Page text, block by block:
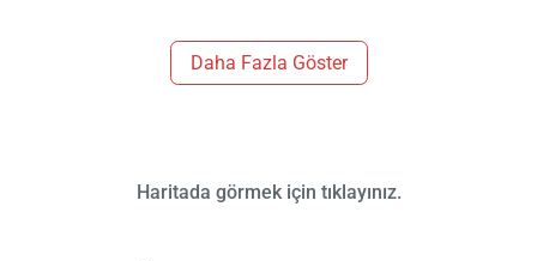
Daha Fazla Göster
Haritada görmek için tıklayınız.